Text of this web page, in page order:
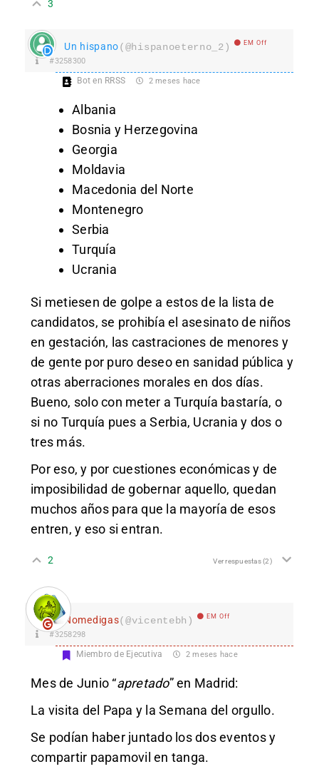
3
Un hispano(@hispanoeterno_2) EM Off
#3258300
Bot en RRSS 2 meses hace
Albania
Bosnia y Herzegovina
Georgia
Moldavia
Macedonia del Norte
Montenegro
Serbia
Turquía
Ucrania
Si metiesen de golpe a estos de la lista de
candidatos, se prohibía el asesinato de niños
en gestación, las castraciones de menores y
de gente por puro deseo en sanidad pública y
otras aberraciones morales en dos días.
Bueno, solo con meter a Turquía bastaría, o
si no Turquía pues a Serbia, Ucrania y dos o
tres más.
Por eso, y por cuestiones económicas y de
imposibilidad de gobernar aquello, quedan
muchos años para que la mayoría de esos
entren, y eso si entran.
2 Ver respuestas(2)
Nomedigas(@vicentebh) EM Off
#3258298
Miembro de Ejecutiva 2 meses hace
Mes de Junio “apretado” en Madrid:
La visita del Papa y la Semana del orgullo.
Se podían haber juntado los dos eventos y
compartir papamovil en tanga.